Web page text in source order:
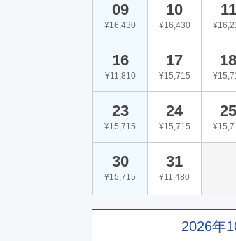
09
¥16,430
10
¥16,430
11
16
¥11,810
17
¥15,715
18
23
¥15,715
24
¥15,715
25
30
¥15,715
31
¥11,480
2026年